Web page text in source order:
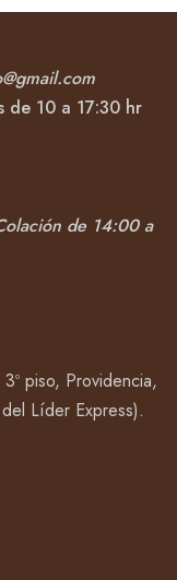
de 10 a 17:30 hr
de 14:00 a
piso, Providencia,
Líder Express).